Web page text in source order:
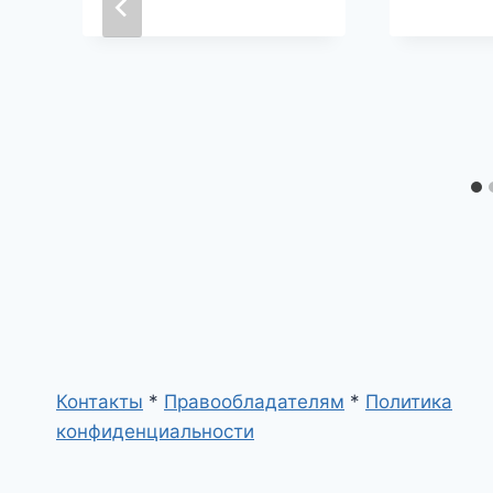
Контакты * Правообладателям * Политика
конфиденциальности